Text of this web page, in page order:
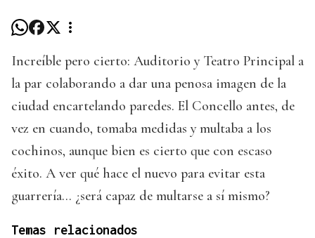
Increíble pero cierto: Auditorio y Teatro Principal a
la par colaborando a dar una penosa imagen de la
ciudad encartelando paredes. El Concello antes, de
vez en cuando, tomaba medidas y multaba a los
cochinos, aunque bien es cierto que con escaso
éxito. A ver qué hace el nuevo para evitar esta
guarrería... ¿será capaz de multarse a sí mismo?
Temas relacionados